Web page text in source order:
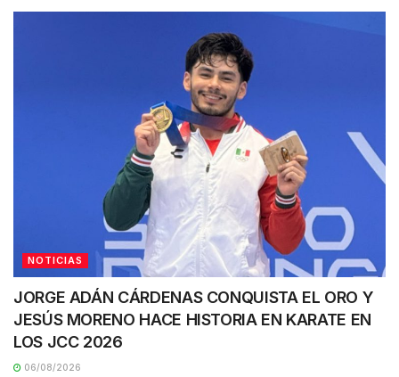
NOTICIAS
JORGE ADÁN CÁRDENAS CONQUISTA EL ORO Y
JESÚS MORENO HACE HISTORIA EN KARATE EN
LOS JCC 2026
06/08/2026